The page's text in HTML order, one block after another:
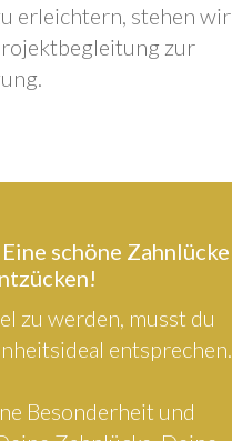
erleichtern, stehen wir
zur
schöne Zahnlücke
zu werden, musst du
entsprechen.
Besonderheit und